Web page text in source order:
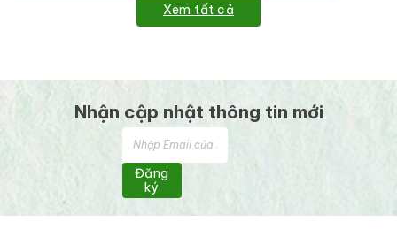
Xem tất cả
Nhận cập nhật thông tin mới
Đăng
ký